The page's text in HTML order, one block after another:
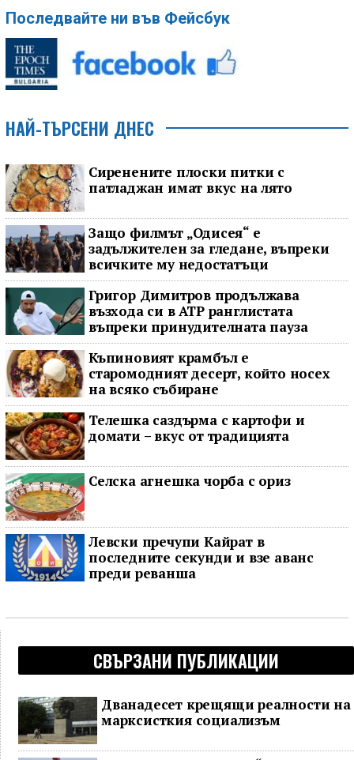
Последвайте ни във Фейсбук
НАЙ-ТЪРСЕНИ ДНЕС
Сиренените плоски питки с
патладжан имат вкус на лято
Защо филмът „Одисея“ е
задължителен за гледане, въпреки
всичките му недостатъци
Григор Димитров продължава
възхода си в ATP ранглистата
въпреки принудителната пауза
Къпиновият крамбъл е
старомодният десерт, който носех
на всяко събиране
Телешка саздърма с картофи и
домати – вкус от традицията
Селска агнешка чорба с ориз
Левски пречупи Кайрат в
последните секунди и взе аванс
преди реванша
СВЪРЗАНИ ПУБЛИКАЦИИ
Дванадесет крещящи реалности на
марксисткия социализъм